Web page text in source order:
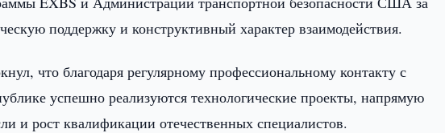
поддержку и конструктивный характер взаимодействия.
что благодаря регулярному профессиональному контакту с
успешно реализуются технологические проекты, напрямую
и рост квалификации отечественных специалистов.